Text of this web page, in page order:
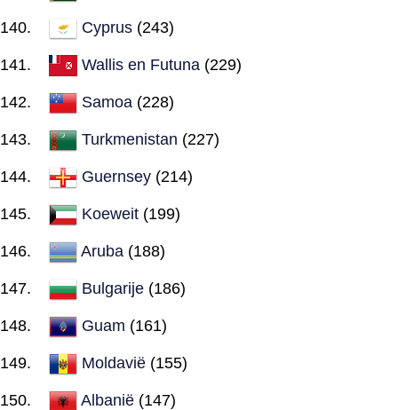
Cyprus (243)
Wallis en Futuna (229)
Samoa (228)
Turkmenistan (227)
Guernsey (214)
Koeweit (199)
Aruba (188)
Bulgarije (186)
Guam (161)
Moldavië (155)
Albanië (147)